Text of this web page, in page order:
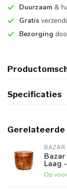
Duurzaam &
Gratis
Bezorging
Specificaties
Gerelateerde
BAZAR
Laag
Op